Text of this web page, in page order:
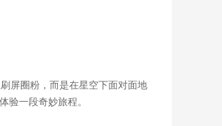
屏圈粉，而是在星空下面对面地
验一段奇妙旅程。